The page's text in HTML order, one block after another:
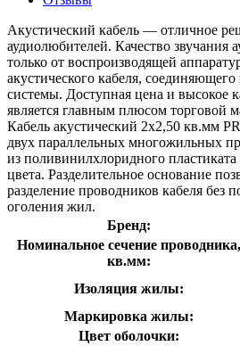
Акустический кабель — отличное
аудиолюбителей. Качество звучания
только от воспроизводящей
акустического кабеля,
системы. Доступная цена и высокое
является главным плюсом торговой
Кабель акустический 2х2,50 кв.мм
двух параллельных многожильных
из поливинилхлоридного
цвета. Разделительное основание
разделение проводников кабеля без
оголения жил.
Бренд:
Номинальное сечение проводника,
кв.мм:
Изоляция жилы:
Маркировка жилы:
Цвет оболочки: